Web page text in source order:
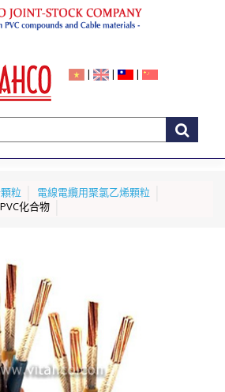
| | |
粒
電線電纜用聚氯乙烯顆粒
化合物